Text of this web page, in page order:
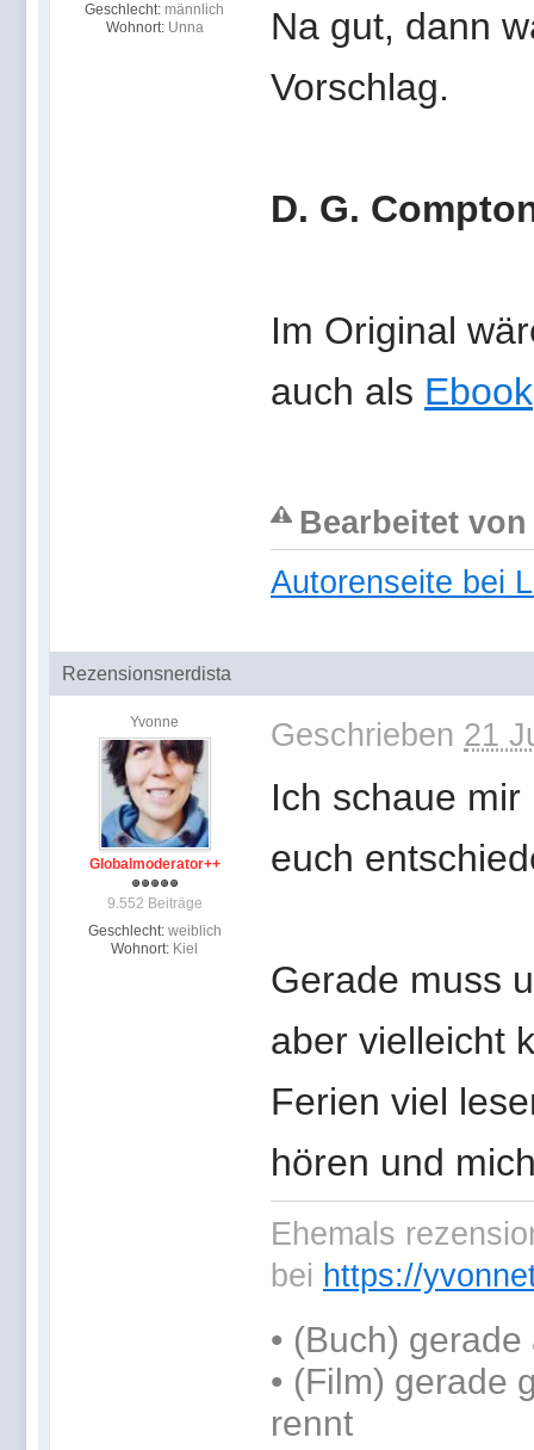
Geschlecht: männlich
Wohnort: Unna
Na gut, dann
Vorschlag.
D. G.
Im Original
auch als Ebook
Bearbeitet
Autorenseite bei
Rezensionsnerdista
Yvonne
Globalmoderator++
9.552 Beiträge
Geschlecht: weiblich
Wohnort: Kiel
Geschrieben 21
Ich schaue
euch
Gerade muss
aber vielleicht
Ferien viel
hören und
Ehemals
bei https://
• (Buch) gerade
• (Film) gerade
rennt